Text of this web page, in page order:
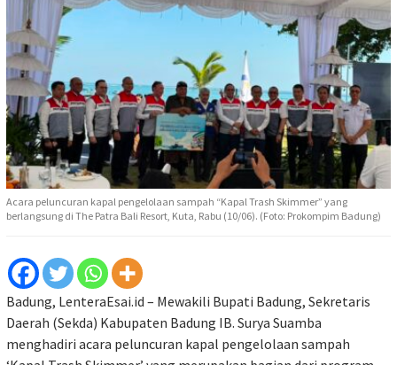
Acara peluncuran kapal pengelolaan sampah “Kapal Trash Skimmer” yang
berlangsung di The Patra Bali Resort, Kuta, Rabu (10/06). (Foto: Prokompim Badung)
Badung, LenteraEsai.id – Mewakili Bupati Badung, Sekretaris
Daerah (Sekda) Kabupaten Badung IB. Surya Suamba
menghadiri acara peluncuran kapal pengelolaan sampah